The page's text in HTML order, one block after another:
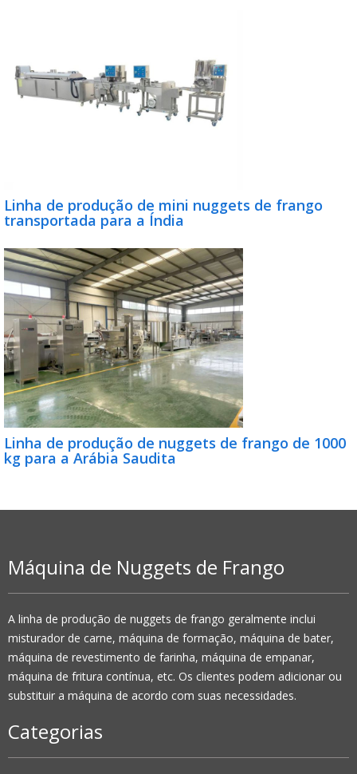
Linha de produção de mini nuggets de frango
transportada para a Índia
Linha de produção de nuggets de frango de 1000
kg para a Arábia Saudita
Máquina de Nuggets de Frango
A linha de produção de nuggets de frango geralmente inclui
misturador de carne, máquina de formação, máquina de bater,
máquina de revestimento de farinha, máquina de empanar,
máquina de fritura contínua, etc. Os clientes podem adicionar ou
substituir a máquina de acordo com suas necessidades.
Categorias